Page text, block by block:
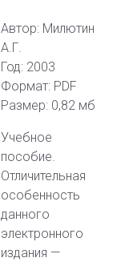
Автор: Милютин
А.Г.
Год: 2003
Формат: PDF
Размер: 0,82 мб
Учебное
пособие.
Отличительная
особенность
данного
электронного
издания —